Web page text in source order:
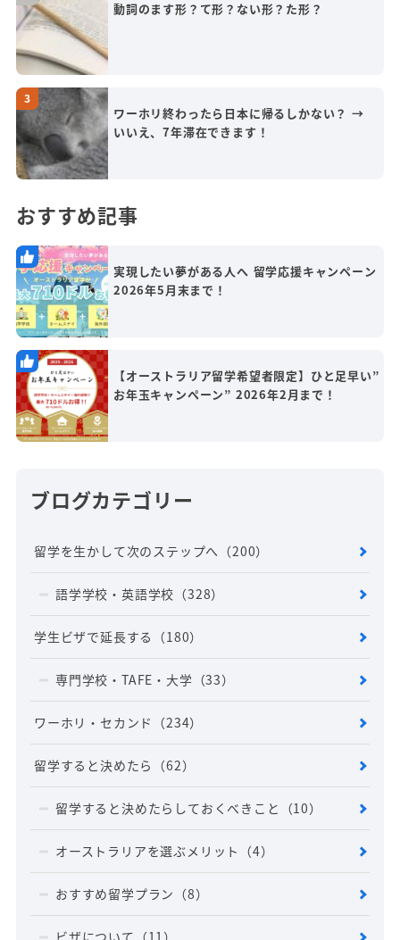
動詞のます形？て形？ない形？た形？
ワーホリ終わったら日本に帰るしかない？ →
いいえ、7年滞在できます！
おすすめ記事
実現したい夢がある人へ 留学応援キャンペーン
2026年5月末まで！
【オーストラリア留学希望者限定】ひと足早い”
お年玉キャンペーン” 2026年2月まで！
ブログカテゴリー
留学を生かして次のステップへ （200）
語学学校・英語学校 （328）
学生ビザで延長する （180）
専門学校・TAFE・大学 （33）
ワーホリ・セカンド （234）
留学すると決めたら （62）
留学すると決めたらしておくべきこと （10）
オーストラリアを選ぶメリット （4）
おすすめ留学プラン （8）